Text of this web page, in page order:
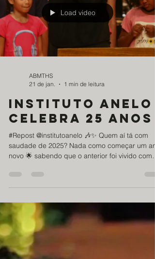
alunos do Instituto Anelo, reafirmando o
compromisso com uma educação musical de
qualidade, sensível e transformadora.
#EducaçãoTransformadora #Cultura #Música
#ABMTHS #Anelo Foto e Vídeo: Comunicação
Load video
ABMTHS
21 de jan.
1 min de leitura
instituto anelo
celebra 25 anos
novo 🌟 sabendo que o anterior foi vivido com
intensidade, dedicação e amor pela música
Vem com a gente conferir os registros da
apresentação dos Coros do Anelo! Foi lindo
comemorar 25 anos com vocês e também muito
especial finalizar este ciclo no palco do Centro